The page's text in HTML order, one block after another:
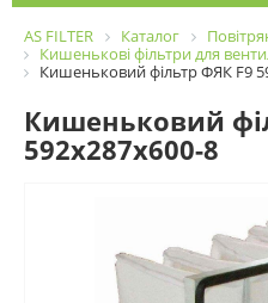
AS FILTER Каталог
Кишенькові фільтри для
Кишеньковий фільтр ФЯК F9
Кишеньковий
592х287х600-8